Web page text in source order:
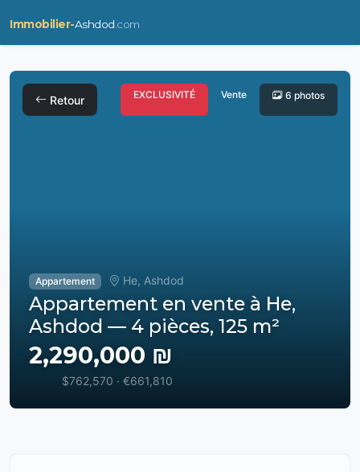
Immobilier-Ashdod .com
Retour EXCLUSIVITÉ Vente 6 photos
Appartement He, Ashdod
Appartement en vente à He,
Ashdod — 4 pièces, 125 m²
2,290,000 ₪
$762,570 · €661,810